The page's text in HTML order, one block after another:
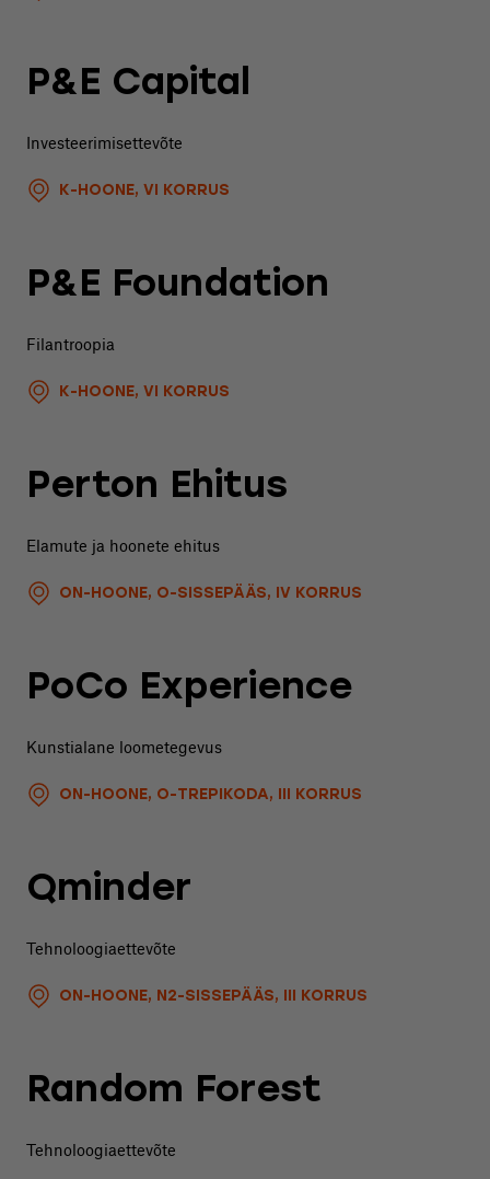
P&E Capital
Investeerimisettevõte
K-HOONE, VI KORRUS
P&E Foundation
Filantroopia
K-HOONE, VI KORRUS
Perton Ehitus
Elamute ja hoonete ehitus
ON-HOONE, O-SISSEPÄÄS, IV KORRUS
PoCo Experience
Kunstialane loometegevus
ON-HOONE, O-TREPIKODA, III KORRUS
Qminder
Tehnoloogiaettevõte
ON-HOONE, N2-SISSEPÄÄS, III KORRUS
Random Forest
Tehnoloogiaettevõte